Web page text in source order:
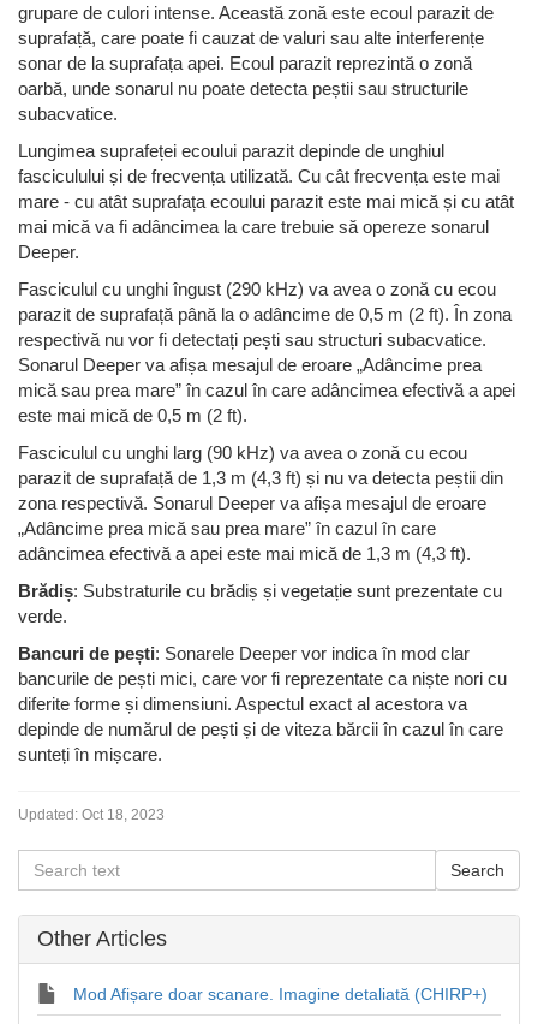
grupare de culori intense. Această zonă este ecoul parazit de
suprafață, care poate fi cauzat de valuri sau alte interferențe
sonar de la suprafața apei. Ecoul parazit reprezintă o zonă
oarbă, unde sonarul nu poate detecta peștii sau structurile
subacvatice.
Lungimea suprafeței ecoului parazit depinde de unghiul
fasciculului și de frecvența utilizată. Cu cât frecvența este mai
mare - cu atât suprafața ecoului parazit este mai mică și cu atât
mai mică va fi adâncimea la care trebuie să opereze sonarul
Deeper.
Fasciculul cu unghi îngust (290 kHz) va avea o zonă cu ecou
parazit de suprafață până la o adâncime de 0,5 m (2 ft). În zona
respectivă nu vor fi detectați pești sau structuri subacvatice.
Sonarul Deeper va afișa mesajul de eroare „Adâncime prea
mică sau prea mare” în cazul în care adâncimea efectivă a apei
este mai mică de 0,5 m (2 ft).
Fasciculul cu unghi larg (90 kHz) va avea o zonă cu ecou
parazit de suprafață de 1,3 m (4,3 ft) și nu va detecta peștii din
zona respectivă. Sonarul Deeper va afișa mesajul de eroare
„Adâncime prea mică sau prea mare” în cazul în care
adâncimea efectivă a apei este mai mică de 1,3 m (4,3 ft).
Brădiș: Substraturile cu brădiș și vegetație sunt prezentate cu
verde.
Bancuri de pești: Sonarele Deeper vor indica în mod clar
bancurile de pești mici, care vor fi reprezentate ca niște nori cu
diferite forme și dimensiuni. Aspectul exact al acestora va
depinde de numărul de pești și de viteza bărcii în cazul în care
sunteți în mișcare.
Updated: Oct 18, 2023
Other Articles
Mod Afișare doar scanare. Imagine detaliată (CHIRP+)